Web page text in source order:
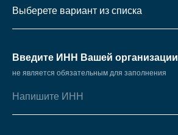
Введите ИНН Вашей организации
не является обязательным для заполнения